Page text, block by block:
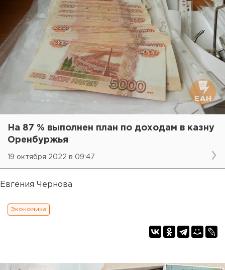
На 87 % выполнен план по доходам в казну
Оренбуржья
19 октября 2022 в 09:47
Евгения Чернова
Экономика